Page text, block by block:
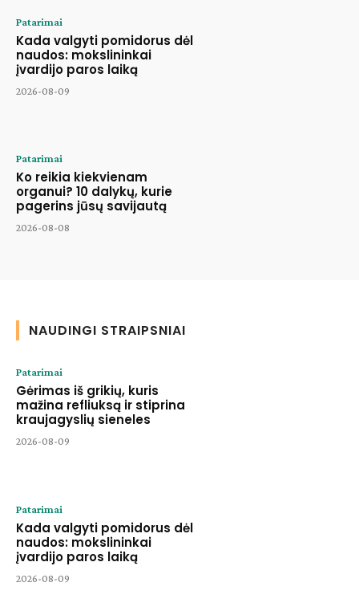
Patarimai
Kada valgyti pomidorus dėl
naudos: mokslininkai
įvardijo paros laiką
2026-08-09
Patarimai
Ko reikia kiekvienam
organui? 10 dalykų, kurie
pagerins jūsų savijautą
2026-08-08
NAUDINGI STRAIPSNIAI
Patarimai
Gėrimas iš grikių, kuris
mažina refliuksą ir stiprina
kraujagyslių sieneles
2026-08-09
Patarimai
Kada valgyti pomidorus dėl
naudos: mokslininkai
įvardijo paros laiką
2026-08-09